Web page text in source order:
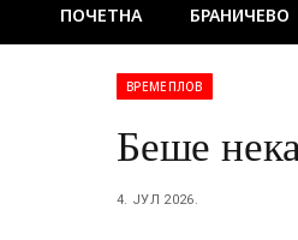
ПОЧЕТНА БРАНИЧЕВО
ВРЕМЕПЛОВ
Беше
4. ЈУЛ 2026.